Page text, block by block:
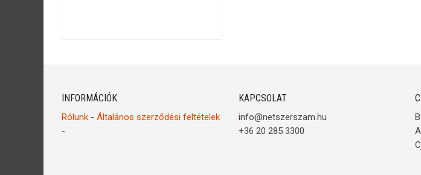
INFORMÁCIÓK
Rólunk - Általános szerződési feltételek
-
KAPCSOLAT
info@netszerszam.hu
+36 20 285 3300